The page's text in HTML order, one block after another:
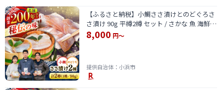
【ふるさと納税】小鯛ささ漬けとのどぐろさ
さ漬け 90g 平樽2樽 セット / さかな 魚 海鮮
おつまみ 小浜市 / 木五商店[BFDA010]
8,000 円～
提供自治体：小浜市